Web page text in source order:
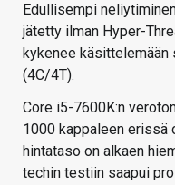
Edullisempi
jätetty ilman Hyper-
kykenee käsittelemään
(4C/4T).
Core i5-7600K:n
1000 kappaleen erissä
hintataso on alkaen
techin testiin saapui